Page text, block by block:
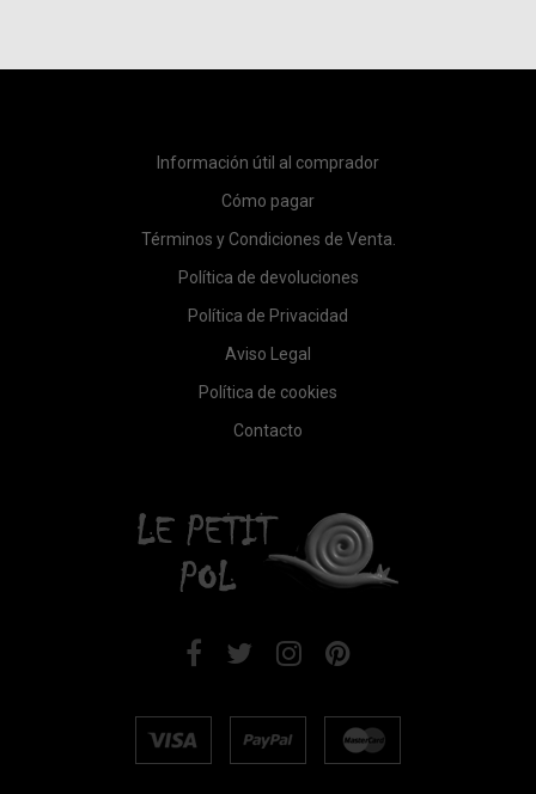
Información útil al comprador
Cómo pagar
Términos y Condiciones de Venta.
Política de devoluciones
Política de Privacidad
Aviso Legal
Política de cookies
Contacto